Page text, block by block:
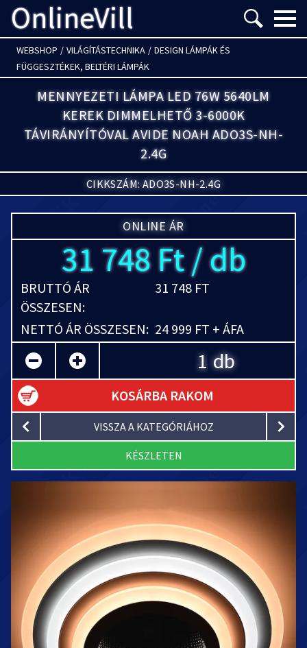
OnlineVill Menü
WEBSHOP / VILÁGÍTÁSTECHNIKA / DESIGN LÁMPÁK ÉS
FÜGGESZTÉKEK, BELTÉRI LÁMPÁK
MENNYEZETI LÁMPA LED 76W 5640LM
KEREK DIMMELHETŐ 3-6000K
TÁVIRÁNYÍTÓVAL AVIDE NOAH ADO3S-NH-
2.4G
CIKKSZÁM: ADO3S-NH-2.4G
ONLINE ÁR
31 748 Ft / db
BRUTTÓ ÁR
ÖSSZESEN:
31 748 FT
NETTÓ ÁR ÖSSZESEN: 24 999 FT + ÁFA
db
KOSÁRBA RAKOM
VISSZA A KATEGÓRIÁHOZ
KÉSZLETEN